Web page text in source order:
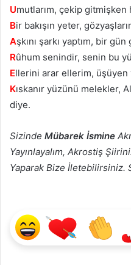
Umutlarım, çekip gitmişken
Bir bakışın yeter,
Aşkını şarkı yaptım, bir
Rûhum senindir, senin bu
Ellerini arar ellerim, üşüyen
Kıskanır yüzünü melekler,
diye.
Sizinde Mübarek İsmine
Yayınlayalım, Akrostiş
Yaparak Bize İletebilirsiniz.